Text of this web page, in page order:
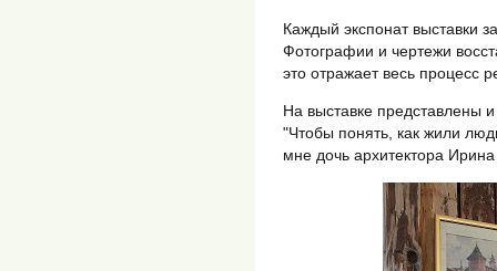
Каждый экспонат выставки
Фотографии и чертежи
это отражает весь процесс
На выставке представлены
"Чтобы понять, как жили
мне дочь архитектора